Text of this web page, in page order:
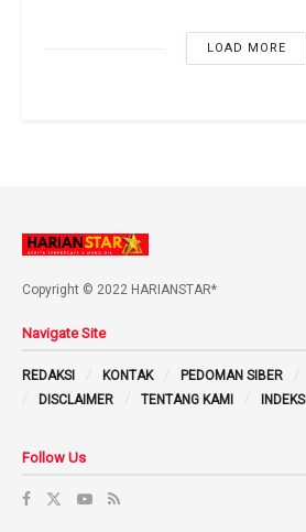
LOAD MORE
Copyright © 2022 HARIANSTAR*
Navigate Site
REDAKSI KONTAK PEDOMAN SIBER
DISCLAIMER
TENTANG KAMI INDEKS
Follow Us